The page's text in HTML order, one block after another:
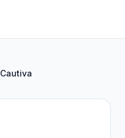
Cautiva